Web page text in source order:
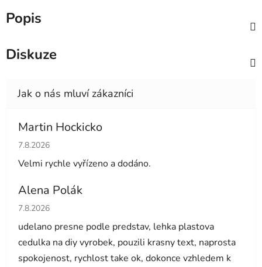
Popis
Diskuze
Martin Hockicko
Hodnocení obchodu je 5 z 5 hvězdiček.
7.8.2026
Velmi rychle vyřízeno a dodáno.
Alena Polák
Hodnocení obchodu je 5 z 5 hvězdiček.
7.8.2026
udelano presne podle predstav, lehka plastova
cedulka na diy vyrobek, pouzili krasny text, naprosta
spokojenost, rychlost take ok, dokonce vzhledem k